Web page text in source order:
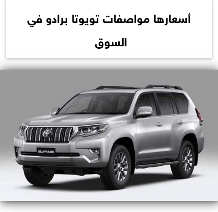
أسعارها مواصفات تويوتا برادو في
السوق